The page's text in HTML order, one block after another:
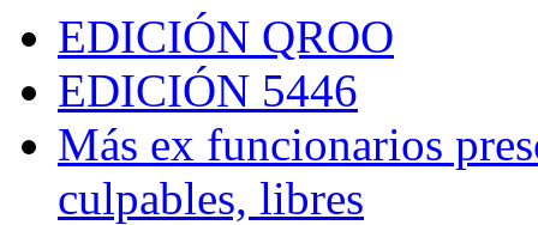
EDICIÓN QROO
EDICIÓN 5446
Más ex funcionarios
culpables, libres